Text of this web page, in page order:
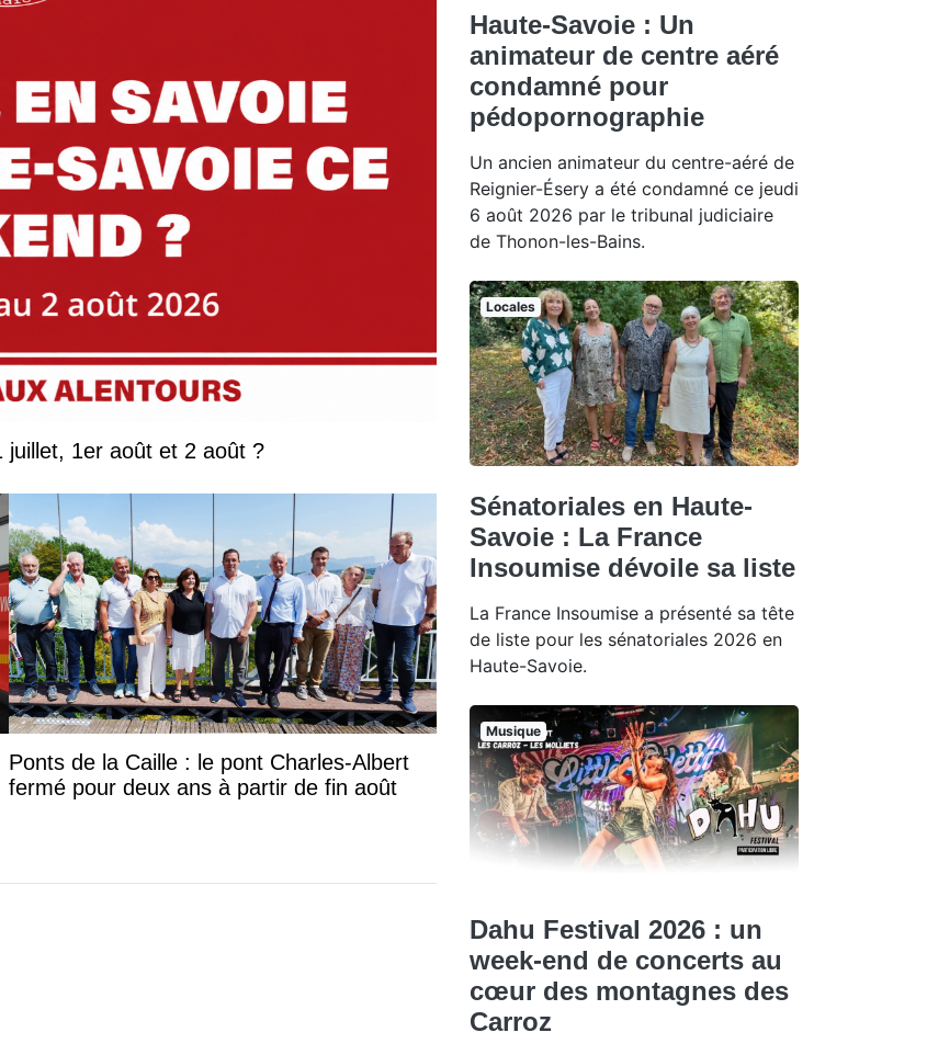
Que faire en Savoie et Haute-Savoie les 31 juillet, 1er août et 2 août ?
Ponts de la Caille : le pont Charles-Albert
fermé pour deux ans à partir de fin août
Haute-Savoie : Un
animateur de centre aéré
condamné pour
pédopornographie
Un ancien animateur du centre-aéré de
Reignier-Ésery a été condamné ce jeudi
6 août 2026 par le tribunal judiciaire
de Thonon-les-Bains.
Locales
Sénatoriales en Haute-
Savoie : La France
Insoumise dévoile sa liste
La France Insoumise a présenté sa tête
de liste pour les sénatoriales 2026 en
Haute-Savoie.
Musique
Dahu Festival 2026 : un
week-end de concerts au
cœur des montagnes des
Carroz